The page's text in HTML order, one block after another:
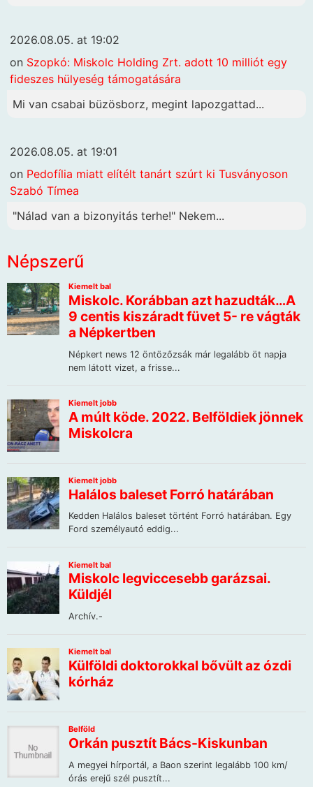
2026.08.05. at 19:02
on Szopkó: Miskolc Holding Zrt. adott 10 milliót egy
fideszes hülyeség támogatására
Mi van csabai büzösborz, megint lapozgattad...
2026.08.05. at 19:01
on Pedofília miatt elítélt tanárt szúrt ki Tusványoson
Szabó Tímea
"Nálad van a bizonyitás terhe!" Nekem...
Népszerű